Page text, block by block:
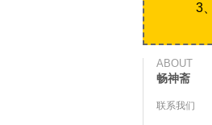
3
ABOUT
畅神斋
联系我们